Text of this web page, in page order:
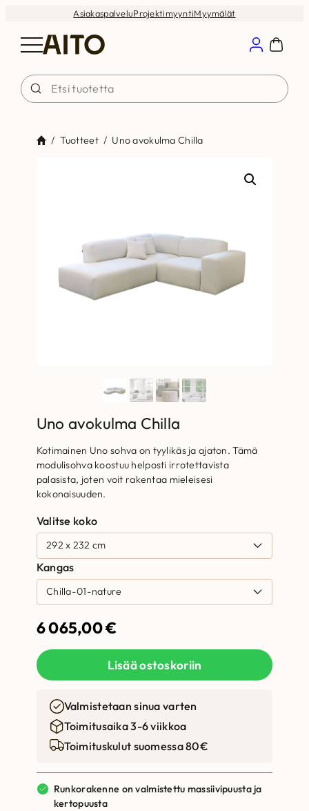
AsiakaspalveluProjektimyyntiMyymälät
/ Tuotteet / Uno avokulma Chilla
Uno avokulma Chilla
Kotimainen Uno sohva on tyylikäs ja ajaton. Tämä
modulisohva koostuu helposti irrotettavista
palasista, joten voit rakentaa mieleisesi
kokonaisuuden.
Valitse koko
Kangas
6 065,00€
Lisää ostoskoriin
Valmistetaan sinua varten
Toimitusaika 3-6 viikkoa
Toimituskulut suomessa 80€
Runkorakenne on valmistettu massiivipuusta ja
kertopuusta